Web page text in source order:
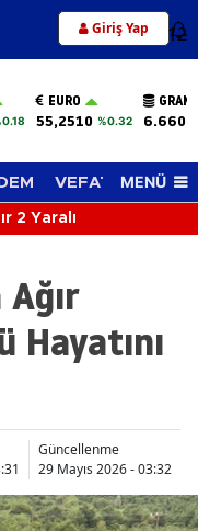
Giriş Yap 12
EURO
55,2510 %0.32
VEFAT EDENLER
MENÜ
2 Yaralı
Hayatını
Güncellenme
29 Mayıs 2026 - 03:32